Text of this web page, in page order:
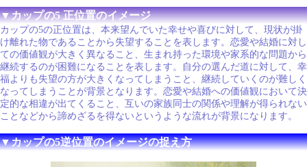
▼カップの5 正位置のイメージ
カップの5の正位置は、本来望んでいた幸せや喜びに対して、現状が掛
け離れた物であることから失望することを表します。恋愛や結婚に対し
ての価値観が大きく異なること、生まれ持った環境や家系的な問題から
継続するのが困難になることを表します。自分の選んだ道に対して、幸
福よりも失望の方が大きくなってしまうこと、継続していくのが難しく
なってしまうことが背景となります。恋愛や結婚への価値観において決
定的な相違が出てくること、互いの家族同士の関係や理解が得られない
ことなどから諦めざるを得ないというような流れが背景になります。
▼カップの5逆位置のイメージの捉え方